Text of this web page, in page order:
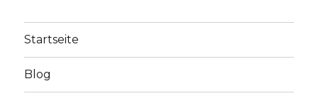
Startseite
Blog